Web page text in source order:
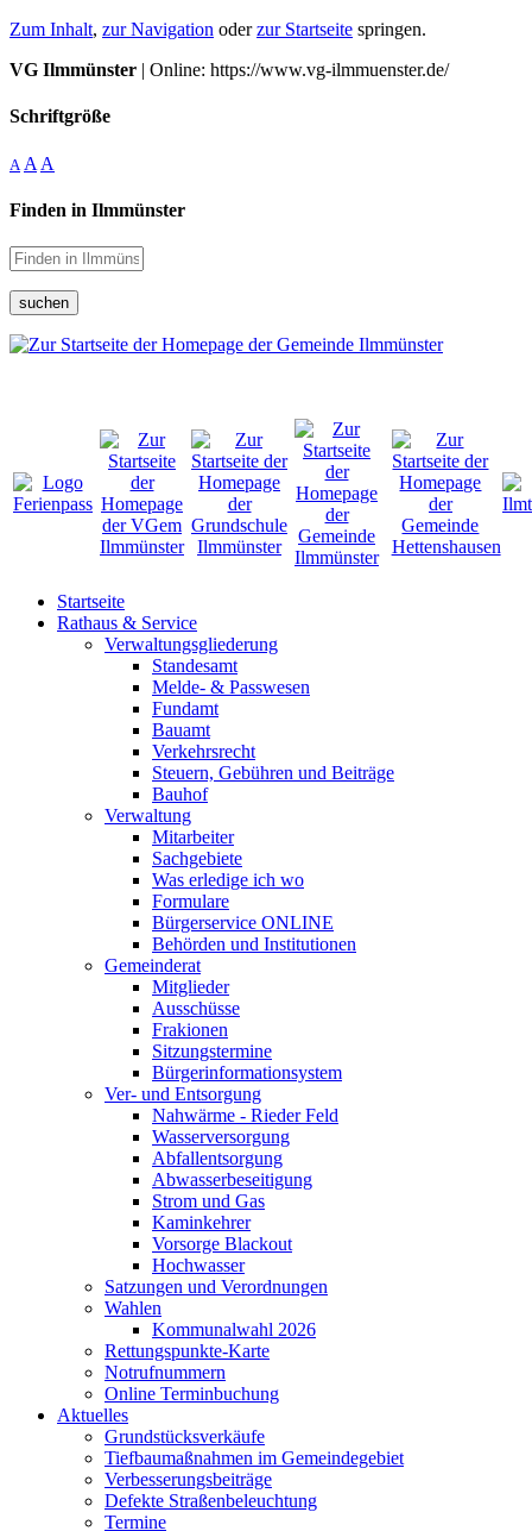
Zum Inhalt, zur Navigation oderzur Startseite springen.
VG Ilmmünster | Online: https://www.vg-ilmmuenster.de/
Schriftgröße
A A A
Finden in Ilmmünster
suchen
Startseite
Rathaus & Service
Verwaltungsgliederung
Standesamt
Melde- & Passwesen
Fundamt
Bauamt
Verkehrsrecht
Steuern, Gebühren und Beiträge
Bauhof
Verwaltung
Mitarbeiter
Sachgebiete
Was erledige ich wo
Formulare
Bürgerservice ONLINE
Behörden und Institutionen
Gemeinderat
Mitglieder
Ausschüsse
Frakionen
Sitzungstermine
Bürgerinformationsystem
Ver- und Entsorgung
Nahwärme - Rieder Feld
Wasserversorgung
Abfallentsorgung
Abwasserbeseitigung
Strom und Gas
Kaminkehrer
Vorsorge Blackout
Hochwasser
Satzungen und Verordnungen
Wahlen
Kommunalwahl 2026
Rettungspunkte-Karte
Notrufnummern
Online Terminbuchung
Aktuelles
Grundstücksverkäufe
Tiefbaumaßnahmen im Gemeindegebiet
Verbesserungsbeiträge
Defekte Straßenbeleuchtung
Termine